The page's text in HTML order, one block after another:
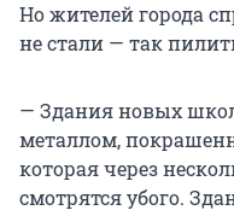
Но жителей города
не стали — так
— Здания новых
металлом,
которая через
смотрятся убого.